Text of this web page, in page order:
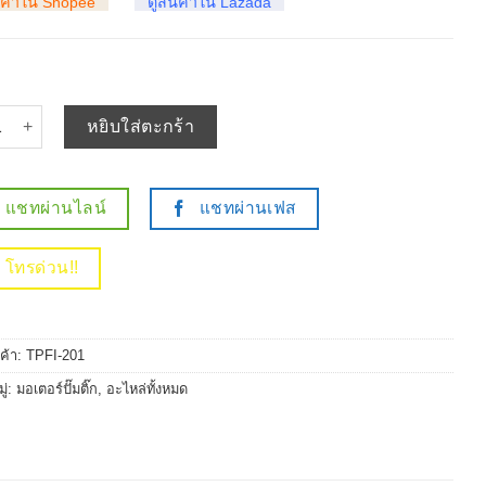
มอเตอร์ ปั๊มติ๊ก ISUZU DMAX 03-10 / MU7 05-09 / CHEVROLET
หยิบใส่ตะกร้า
แชทผ่านไลน์ แชทผ่านเฟส
โทรด่วน!!
า: TPFI-201
: มอเตอร์ปั๊มติ๊ก, อะไหล่ทั้งหมด